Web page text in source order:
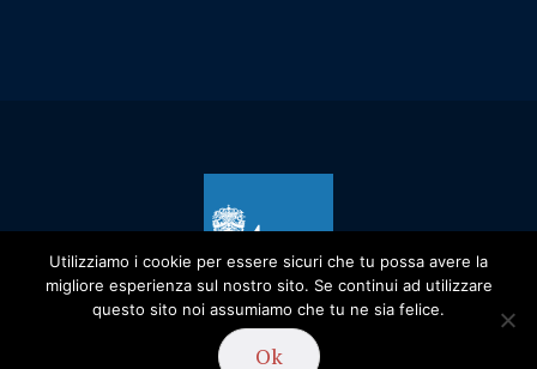
/ Diocesi di Alessandria - 2019
Utilizziamo i cookie per essere sicuri che tu possa avere la
migliore esperienza sul nostro sito. Se continui ad utilizzare
questo sito noi assumiamo che tu ne sia felice.
Ok